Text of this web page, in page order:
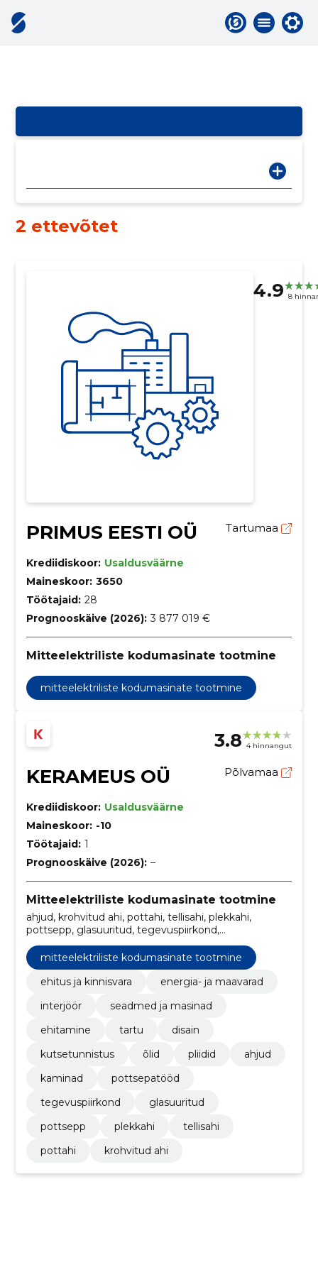
2 ettevõtet
4.9 8
PRIMUS EESTI OÜ Tartumaa
Krediidiskoor: Usaldusväärne
Maineskoor: 3650
Töötajaid: 28
Prognooskäive (2026): 3 877 019 €
Mitteelektriliste kodumasinate tootmine
mitteelektriliste kodumasinate tootmine
3.8 4 hinnangut
KERAMEUS OÜ Põlvamaa
Krediidiskoor: Usaldusväärne
Maineskoor: -10
Töötajaid: 1
Prognooskäive (2026): –
Mitteelektriliste kodumasinate tootmine
ahjud, krohvitud ahi, pottahi, tellisahi, plekkahi,
pottsepp, glasuuritud, tegevuspiirkond,
mitteelektriliste kodumasinate tootmine
ehitus ja kinnisvara
energia- ja maavarad
interjöör
seadmed ja masinad
ehitamine
tartu
disain
kutsetunnistus
õlid pliidid
ahjud
kaminad
pottsepatööd
tegevuspiirkond
glasuuritud
pottsepp
plekkahi
tellisahi
pottahi
krohvitud ahi